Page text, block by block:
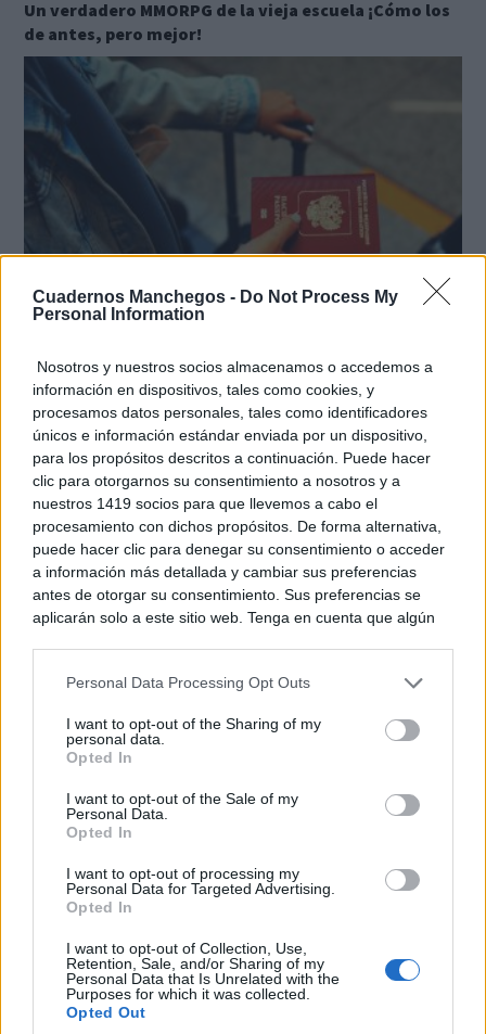
Cuadernos Manchegos - Do Not Process My
Personal Information
Nosotros y nuestros socios almacenamos o accedemos a
información en dispositivos, tales como cookies, y
procesamos datos personales, tales como identificadores
únicos e información estándar enviada por un dispositivo,
para los propósitos descritos a continuación. Puede hacer
clic para otorgarnos su consentimiento a nosotros y a
nuestros 1419 socios para que llevemos a cabo el
procesamiento con dichos propósitos. De forma alternativa,
puede hacer clic para denegar su consentimiento o acceder
a información más detallada y cambiar sus preferencias
antes de otorgar su consentimiento. Sus preferencias se
aplicarán solo a este sitio web. Tenga en cuenta que algún
rechazar tal procesamiento. Puede cambiar sus preferencias
a este sitio y haciendo clic en el botón "Privacidad" en la
parte inferior de la página web.
Please note that this website/app uses one or more Google
services and may gather and store information including but
not limited to your visit or usage behaviour. You may click to
use your data for below specified purposes in below Google
consent section.
Personal Data Processing Opt Outs
I want to opt-out of the Sharing of my
personal data.
Opted In
I want to opt-out of the Sale of my
Personal Data.
Opted In
I want to opt-out of processing my
Personal Data for Targeted Advertising.
Opted In
I want to opt-out of Collection, Use,
Retention, Sale, and/or Sharing of my
Personal Data that Is Unrelated with the
Purposes for which it was collected.
Opted Out
Un verdadero MMORPG de la vieja escuela ¡Cómo los
de antes, pero mejor!
Pasaportes que abren puertas
Los pasaportes más poderosos del mundo, ¿está el
tuyo?
Canciones que marcan
¿Por qué recuerdas canciones viejas mejor que las